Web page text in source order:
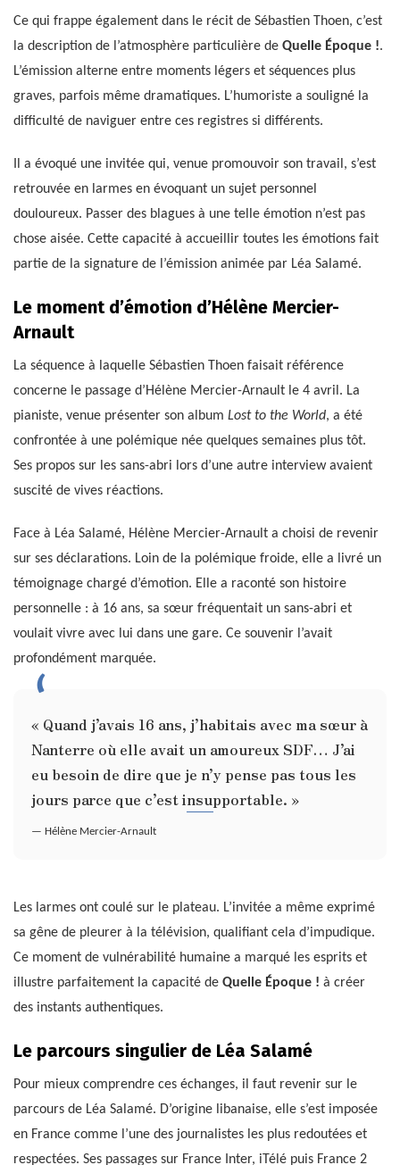
Ce qui frappe également dans le récit de Sébastien Thoen, c’est
la description de l’atmosphère particulière de Quelle Époque !.
L’émission alterne entre moments légers et séquences plus
graves, parfois même dramatiques. L’humoriste a souligné la
difficulté de naviguer entre ces registres si différents.
Il a évoqué une invitée qui, venue promouvoir son travail, s’est
retrouvée en larmes en évoquant un sujet personnel
douloureux. Passer des blagues à une telle émotion n’est pas
chose aisée. Cette capacité à accueillir toutes les émotions fait
partie de la signature de l’émission animée par Léa Salamé.
Le moment d’émotion d’Hélène Mercier-
Arnault
La séquence à laquelle Sébastien Thoen faisait référence
concerne le passage d’Hélène Mercier-Arnault le 4 avril. La
pianiste, venue présenter son album Lost to the World, a été
confrontée à une polémique née quelques semaines plus tôt.
Ses propos sur les sans-abri lors d’une autre interview avaient
suscité de vives réactions.
Face à Léa Salamé, Hélène Mercier-Arnault a choisi de revenir
sur ses déclarations. Loin de la polémique froide, elle a livré un
témoignage chargé d’émotion. Elle a raconté son histoire
personnelle : à 16 ans, sa sœur fréquentait un sans-abri et
voulait vivre avec lui dans une gare. Ce souvenir l’avait
profondément marquée.
« Quand j’avais 16 ans, j’habitais avec ma sœur à
Nanterre où elle avait un amoureux SDF… J’ai
eu besoin de dire que je n’y pense pas tous les
jours parce que c’est insupportable. »
— Hélène Mercier-Arnault
Les larmes ont coulé sur le plateau. L’invitée a même exprimé
sa gêne de pleurer à la télévision, qualifiant cela d’impudique.
Ce moment de vulnérabilité humaine a marqué les esprits et
illustre parfaitement la capacité de Quelle Époque ! à créer
des instants authentiques.
Le parcours singulier de Léa Salamé
Pour mieux comprendre ces échanges, il faut revenir sur le
parcours de Léa Salamé. D’origine libanaise, elle s’est imposée
en France comme l’une des journalistes les plus redoutées et
respectées. Ses passages sur France Inter, iTélé puis France 2